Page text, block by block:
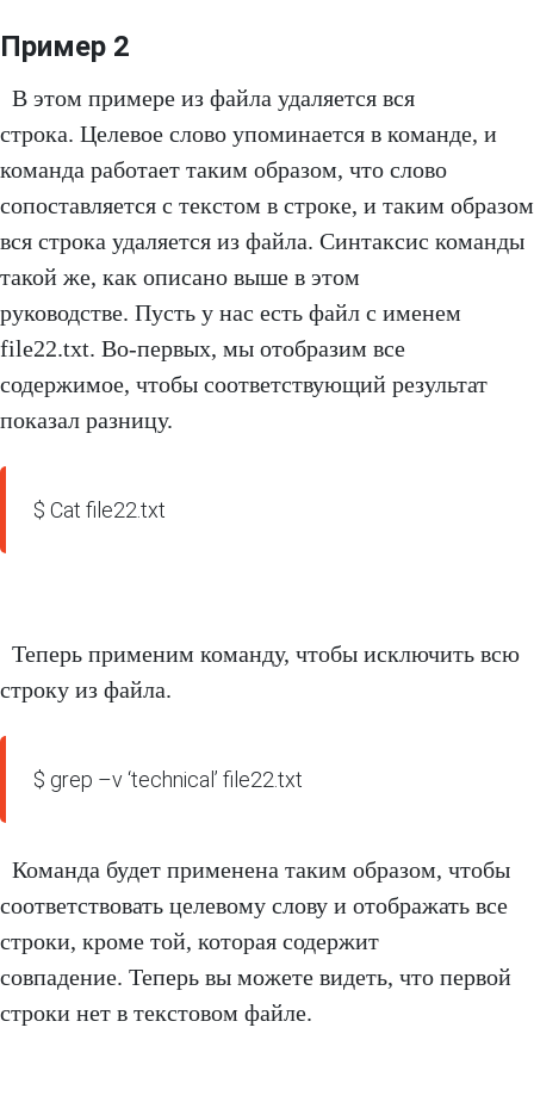
Пример 2
В этом примере из файла удаляется вся
строка. Целевое слово упоминается в команде, и
команда работает таким образом, что слово
сопоставляется с текстом в строке, и таким образом
вся строка удаляется из файла. Синтаксис команды
такой же, как описано выше в этом
руководстве. Пусть у нас есть файл с именем
file22.txt. Во-первых, мы отобразим все
содержимое, чтобы соответствующий результат
показал разницу.
$ Cat file22.txt
Теперь применим команду, чтобы исключить всю
строку из файла.
$ grep –v ‘technical’ file22.txt
Команда будет применена таким образом, чтобы
соответствовать целевому слову и отображать все
строки, кроме той, которая содержит
совпадение. Теперь вы можете видеть, что первой
строки нет в текстовом файле.